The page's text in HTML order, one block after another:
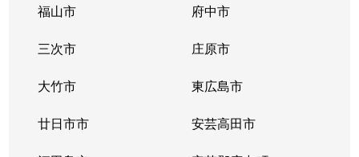
福山市 府中市
三次市 庄原市
大竹市 東広島市
廿日市市 安芸高田市